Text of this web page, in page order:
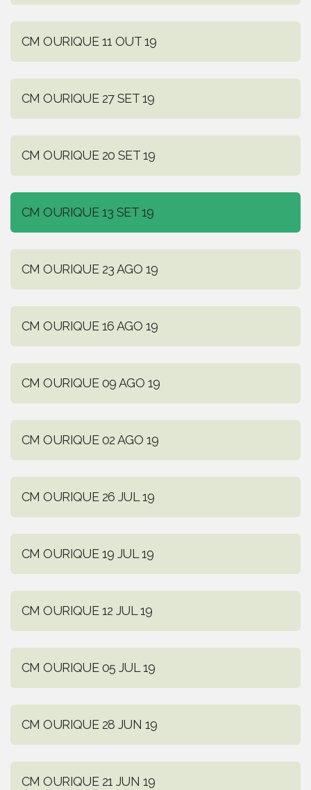
CM OURIQUE 11 OUT 19
CM OURIQUE 27 SET 19
CM OURIQUE 20 SET 19
CM OURIQUE 13 SET 19
CM OURIQUE 23 AGO 19
CM OURIQUE 16 AGO 19
CM OURIQUE 09 AGO 19
CM OURIQUE 02 AGO 19
CM OURIQUE 26 JUL 19
CM OURIQUE 19 JUL 19
CM OURIQUE 12 JUL 19
CM OURIQUE 05 JUL 19
CM OURIQUE 28 JUN 19
CM OURIQUE 21 JUN 19